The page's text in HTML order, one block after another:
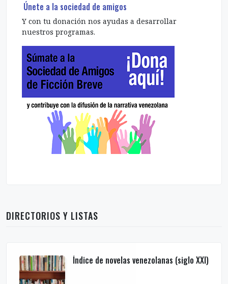
Únete a la sociedad de amigos
Y con tu donación nos ayudas a desarrollar
nuestros programas.
DIRECTORIOS Y LISTAS
Índice de novelas venezolanas (siglo XXI)